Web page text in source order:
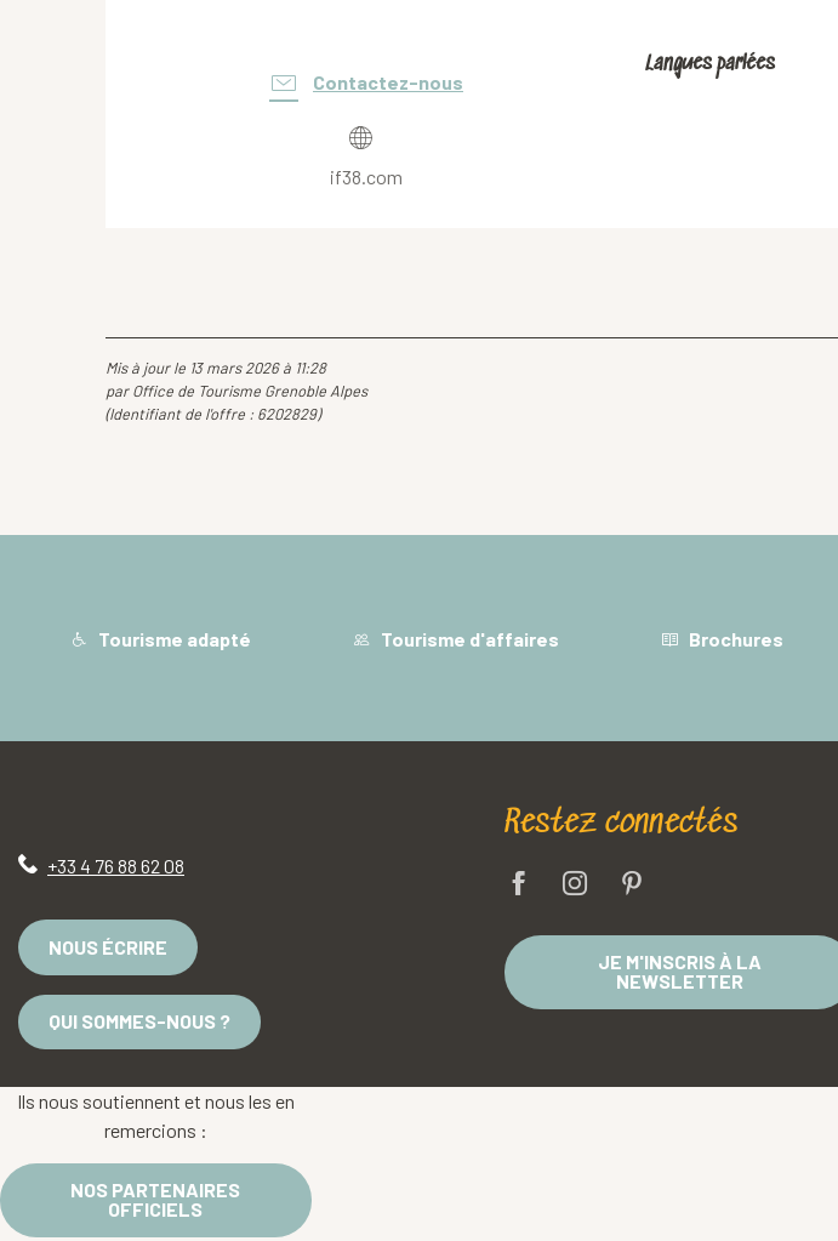
Contactez-nous
if38.com
Langues parlées
Langues parlées
Mis à jour le 13 mars 2026 à 11:28
par Office de Tourisme Grenoble Alpes
(Identifiant de l'offre : 6202829)
Tourisme adapté Tourisme d'affaires Brochures
+33 4 76 88 62 08
NOUS ÉCRIRE
QUI SOMMES-NOUS ?
Restez connectés
JE M'INSCRIS À LA
NEWSLETTER
Ils nous soutiennent et nous les en
remercions :
NOS PARTENAIRES
OFFICIELS